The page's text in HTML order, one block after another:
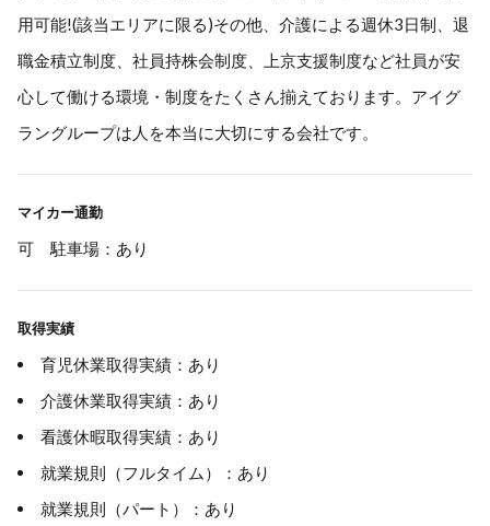
用可能!(該当エリアに限る)その他、介護による週休3日制、退
職金積立制度、社員持株会制度、上京支援制度など社員が安
心して働ける環境・制度をたくさん揃えております。アイグ
ラングループは人を本当に大切にする会社です。
マイカー通勤
可 駐車場：あり
取得実績
育児休業取得実績：あり
介護休業取得実績：あり
看護休暇取得実績：あり
就業規則（フルタイム）：あり
就業規則（パート）：あり